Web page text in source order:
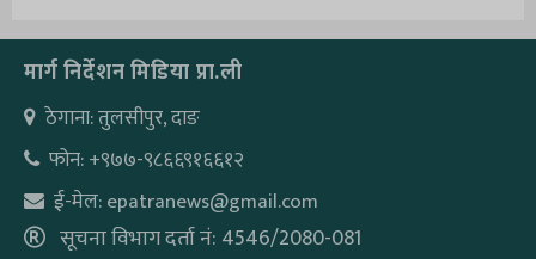
मार्ग निर्देशन मिडिया प्रा.ली
ठेगाना: तुलसीपुर, दाङ
फोन: +९७७-९८६६९१६६१२
ई-मेल: epatranews@gmail.com
सूचना विभाग दर्ता नं: 4546/2080-081